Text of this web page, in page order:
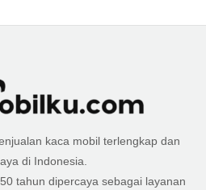
kaca mobil terlengkap dan
di Indonesia.
tahun dipercaya sebagai layanan